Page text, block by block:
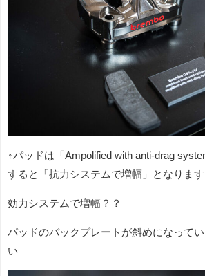
↑パッドは「Ampolified with anti-drag
すると「抗力システムで増幅」となりま
効力システムで増幅？？
パッドのバックプレートが斜めになって
い